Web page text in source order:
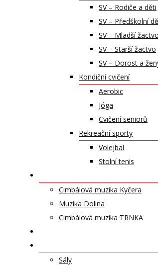
SV – Rodiče a děti
SV – Předškolní
SV – Mladší žactvo
SV – Starší žactvo
SV – Dorost a
Kondiční cvičení
Aerobic
Jóga
Cvičení seniorů
Rekreační sporty
Volejbal
Stolní tenis
Cimbálová muzika Kyčera
Muzika Dolina
Cimbálová muzika TRNKA
Sály